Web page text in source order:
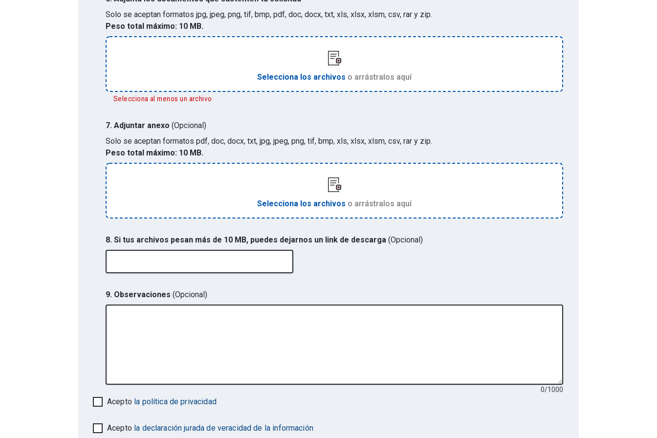
Solo se aceptan formatos jpg, jpeg, png, tif, bmp, pdf, doc, docx, txt, xls, xlsx, xlsm, csv, rar y zip.
Peso total máximo: 10 MB.
Selecciona los archivos o arrástralos aquí
Selecciona al menos un archivo
7. Adjuntar anexo (Opcional)
Solo se aceptan formatos pdf, doc, docx, txt, jpg, jpeg, png, tif, bmp, xls, xlsx, xlsm, csv, rar y zip.
Peso total máximo: 10 MB.
Selecciona los archivos o arrástralos aquí
8. Si tus archivos pesan más de 10 MB, puedes dejarnos un link de descarga (Opcional)
9. Observaciones (Opcional)
0/1000
Acepto la política de privacidad
Acepto la declaración jurada de veracidad de la información